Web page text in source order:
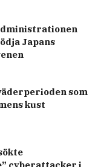
Japans
som
kust